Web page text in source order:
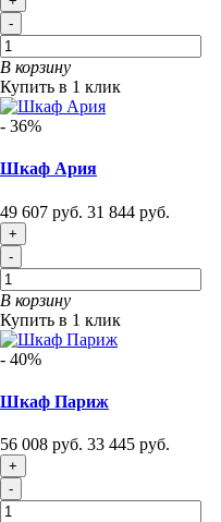
-
В корзину
Купить в 1 клик
- 36%
Шкаф Ария
49 607 руб. 31 844 руб.
+
-
В корзину
Купить в 1 клик
- 40%
Шкаф Париж
56 008 руб. 33 445 руб.
+
-